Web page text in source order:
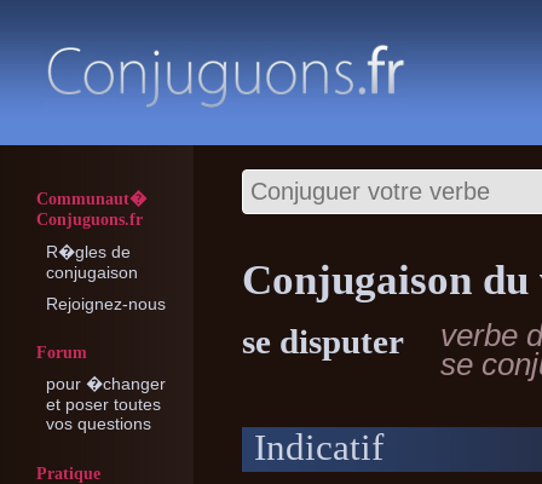
Communaut�
Conjuguons.fr
R�gles de
conjugaison
Rejoignez-nous
Forum
pour �changer
et poser toutes
vos questions
Pratique
Conjugaison
se disputer
verbe
se
Indicatif